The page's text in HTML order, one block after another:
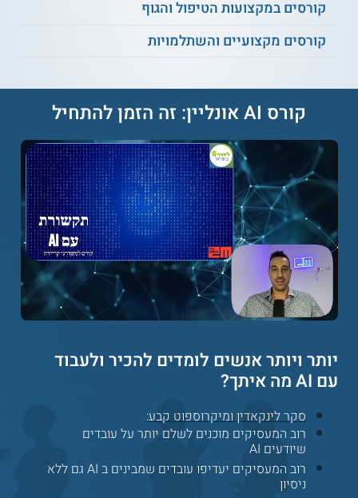
למידע נוסף לחצו:לימודי תעודה, הכשרה, והעשרה
קורסים במקצועות הטיפול והגוף
קורסים מקצועיים והשתלמויות
קורס AI אונליין: זה הזמן להתחיל
יותר ויותר אנשים לומדים להכיר ולעבוד
עם AI מה איתך?
סקר לינקאדין ומיקרוספוט קבע:
רוב המעסיקים מוכנים לשלם יותר על עובדים
שיודעים AI
רוב המעסיקים יעדיפו עובדים שמבינים ב AI גם ללא
ניסיון